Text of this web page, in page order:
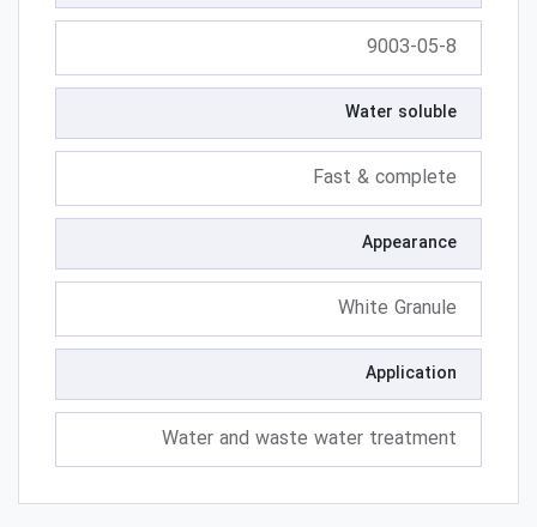
9003-05-8
Water soluble
Fast & complete
Appearance
White Granule
Application
Water and waste water treatment